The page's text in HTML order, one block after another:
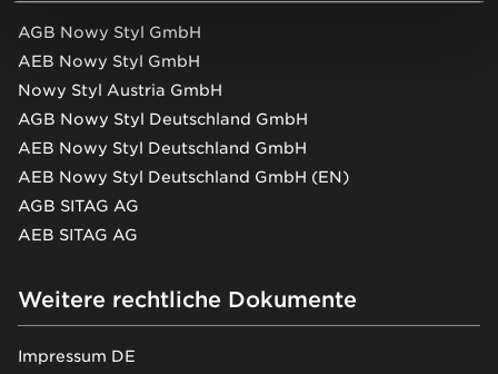
AGB Nowy Styl GmbH
AEB Nowy Styl GmbH
Nowy Styl Austria GmbH
AGB Nowy Styl Deutschland GmbH
AEB Nowy Styl Deutschland GmbH
AEB Nowy Styl Deutschland GmbH (EN)
AGB SITAG AG
AEB SITAG AG
Weitere rechtliche Dokumente
Impressum DE